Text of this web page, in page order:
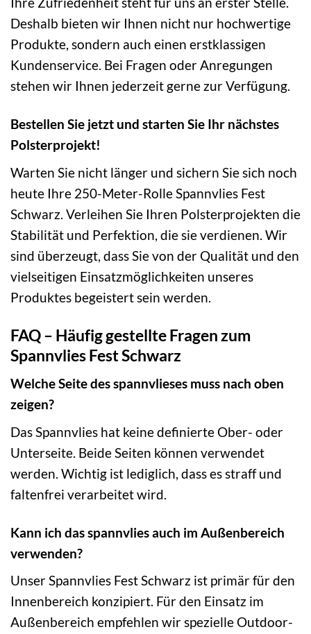
Deshalb bieten wir Ihnen nicht nur hochwertige
Produkte, sondern auch einen erstklassigen
Kundenservice. Bei Fragen oder Anregungen
stehen wir Ihnen jederzeit gerne zur Verfügung.
Bestellen Sie jetzt und starten Sie Ihr nächstes
Polsterprojekt!
Warten Sie nicht länger und sichern Sie sich noch
heute Ihre 250-Meter-Rolle Spannvlies Fest
Schwarz. Verleihen Sie Ihren Polsterprojekten die
Stabilität und Perfektion, die sie verdienen. Wir
sind überzeugt, dass Sie von der Qualität und den
vielseitigen Einsatzmöglichkeiten unseres
Produktes begeistert sein werden.
FAQ – Häufig gestellte Fragen zum
Spannvlies Fest Schwarz
Welche Seite des spannvlieses muss nach oben
zeigen?
Das Spannvlies hat keine definierte Ober- oder
Unterseite. Beide Seiten können verwendet
werden. Wichtig ist lediglich, dass es straff und
faltenfrei verarbeitet wird.
Kann ich das spannvlies auch im Außenbereich
verwenden?
Unser Spannvlies Fest Schwarz ist primär für den
Innenbereich konzipiert. Für den Einsatz im
Außenbereich empfehlen wir spezielle Outdoor-